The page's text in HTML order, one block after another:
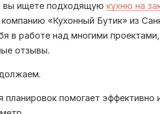
вы ищете подходящую кухню на
«Кухонный Бутик» из
в работе над многими
отзывы.
планировок помогает эффективно